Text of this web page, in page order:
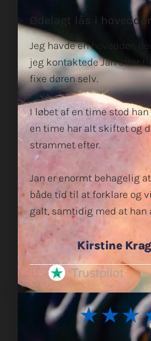
Ødelagt lås i hoveddør
Jeg havde en hoveddør,
jeg kontaktede Jan efter
fixe døren selv.
I løbet af en time stod
en time har alt skiftet og
strammet efter.
Jan er enormt behagelig
både tid til at forklare og
galt, samtidig med at han
Kirstine
Trustpilot